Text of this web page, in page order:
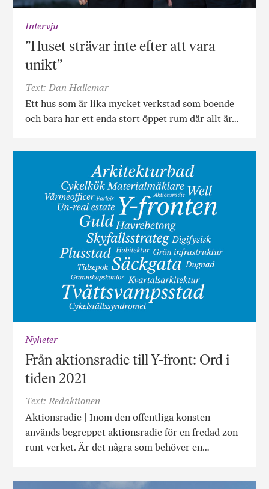
Intervju
”Huset strävar inte efter att vara
unikt”
Text: Dan Hallemar
Ett hus som är lika mycket verkstad som boende
och bara har ett enda stort öppet rum där allt är…
Nyheter
Från aktionsradie till Y-front: Ord i
tiden 2021
Text: Redaktionen
Aktionsradie | Inom den offentliga konsten
används begreppet aktionsradie för en fredad zon
runt verket. Är det några som behöver en…